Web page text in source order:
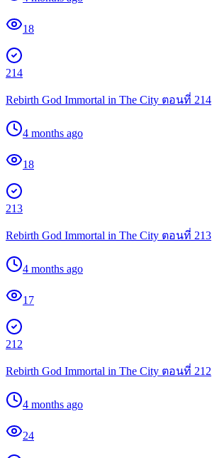
18
214
Rebirth God Immortal in The City ตอนที่ 214
4 months ago
18
213
Rebirth God Immortal in The City ตอนที่ 213
4 months ago
17
212
Rebirth God Immortal in The City ตอนที่ 212
4 months ago
24